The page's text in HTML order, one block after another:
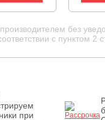
без
с пунктом 2
при